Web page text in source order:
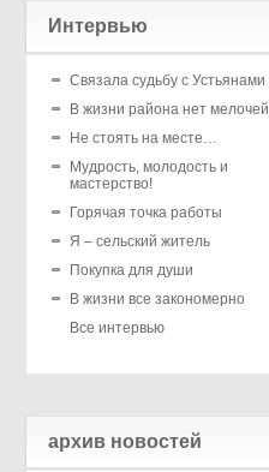
Интервью
Связала судьбу с Устьянами
В жизни района нет мелочей
Не стоять на месте…
Мудрость, молодость и
мастерство!
Горячая точка работы
Я – сельский житель
Покупка для души
В жизни все закономерно
Все интервью
архив новостей